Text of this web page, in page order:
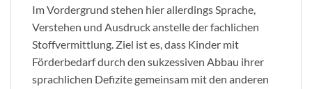
Im Vordergrund stehen hier allerdings Sprache,
Verstehen und Ausdruck anstelle der fachlichen
Stoffvermittlung. Ziel ist es, dass Kinder mit
Förderbedarf durch den sukzessiven Abbau ihrer
sprachlichen Defizite gemeinsam mit den anderen